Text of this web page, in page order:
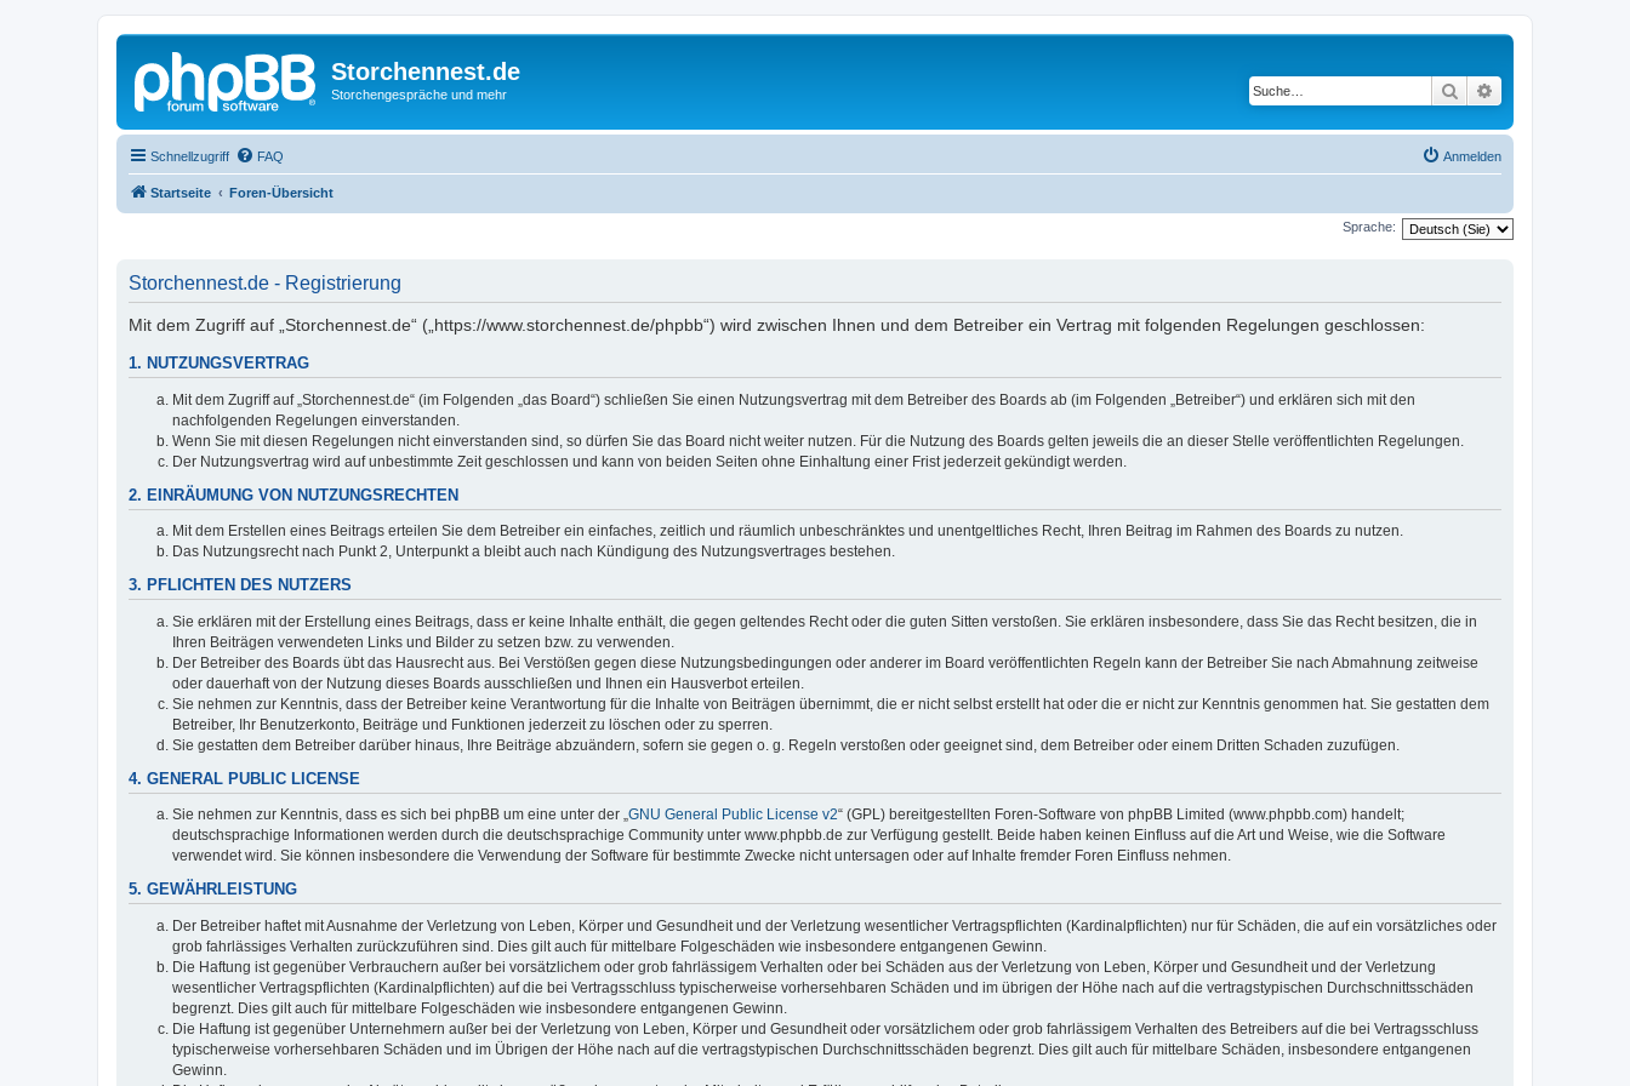
Storchennest.de
Storchengespräche und mehr Suche
Schnellzugriff FAQ Anmelden
Startseite Foren-Übersicht
Sprache:
Storchennest.de - Registrierung
Mit dem Zugriff auf „Storchennest.de“ („https://www.storchennest.de/phpbb“) wird zwischen Ihnen und dem Betreiber ein Vertrag mit folgenden Regelungen geschlossen:
1. NUTZUNGSVERTRAG
Mit dem Zugriff auf „Storchennest.de“ (im Folgenden „das Board“) schließen Sie einen Nutzungsvertrag mit dem Betreiber des Boards ab (im Folgenden „Betreiber“) und erklären sich mit den
nachfolgenden Regelungen einverstanden.
Wenn Sie mit diesen Regelungen nicht einverstanden sind, so dürfen Sie das Board nicht weiter nutzen. Für die Nutzung des Boards gelten jeweils die an dieser Stelle veröffentlichten Regelungen.
Der Nutzungsvertrag wird auf unbestimmte Zeit geschlossen und kann von beiden Seiten ohne Einhaltung einer Frist jederzeit gekündigt werden.
2. EINRÄUMUNG VON NUTZUNGSRECHTEN
Mit dem Erstellen eines Beitrags erteilen Sie dem Betreiber ein einfaches, zeitlich und räumlich unbeschränktes und unentgeltliches Recht, Ihren Beitrag im Rahmen des Boards zu nutzen.
Das Nutzungsrecht nach Punkt 2, Unterpunkt a bleibt auch nach Kündigung des Nutzungsvertrages bestehen.
3. PFLICHTEN DES NUTZERS
Sie erklären mit der Erstellung eines Beitrags, dass er keine Inhalte enthält, die gegen geltendes Recht oder die guten Sitten verstoßen. Sie erklären insbesondere, dass Sie das Recht besitzen, die in
Ihren Beiträgen verwendeten Links und Bilder zu setzen bzw. zu verwenden.
Der Betreiber des Boards übt das Hausrecht aus. Bei Verstößen gegen diese Nutzungsbedingungen oder anderer im Board veröffentlichten Regeln kann der Betreiber Sie nach Abmahnung zeitweise
oder dauerhaft von der Nutzung dieses Boards ausschließen und Ihnen ein Hausverbot erteilen.
Sie nehmen zur Kenntnis, dass der Betreiber keine Verantwortung für die Inhalte von Beiträgen übernimmt, die er nicht selbst erstellt hat oder die er nicht zur Kenntnis genommen hat. Sie gestatten dem
Betreiber, Ihr Benutzerkonto, Beiträge und Funktionen jederzeit zu löschen oder zu sperren.
Sie gestatten dem Betreiber darüber hinaus, Ihre Beiträge abzuändern, sofern sie gegen o. g. Regeln verstoßen oder geeignet sind, dem Betreiber oder einem Dritten Schaden zuzufügen.
4. GENERAL PUBLIC LICENSE
Sie nehmen zur Kenntnis, dass es sich bei phpBB um eine unter der „GNU General Public License v2“ (GPL) bereitgestellten Foren-Software von phpBB Limited (www.phpbb.com) handelt;
deutschsprachige Informationen werden durch die deutschsprachige Community unter www.phpbb.de zur Verfügung gestellt. Beide haben keinen Einfluss auf die Art und Weise, wie die Software
verwendet wird. Sie können insbesondere die Verwendung der Software für bestimmte Zwecke nicht untersagen oder auf Inhalte fremder Foren Einfluss nehmen.
5. GEWÄHRLEISTUNG
Der Betreiber haftet mit Ausnahme der Verletzung von Leben, Körper und Gesundheit und der Verletzung wesentlicher Vertragspflichten (Kardinalpflichten) nur für Schäden, die auf ein vorsätzliches oder
grob fahrlässiges Verhalten zurückzuführen sind. Dies gilt auch für mittelbare Folgeschäden wie insbesondere entgangenen Gewinn.
Die Haftung ist gegenüber Verbrauchern außer bei vorsätzlichem oder grob fahrlässigem Verhalten oder bei Schäden aus der Verletzung von Leben, Körper und Gesundheit und der Verletzung
wesentlicher Vertragspflichten (Kardinalpflichten) auf die bei Vertragsschluss typischerweise vorhersehbaren Schäden und im übrigen der Höhe nach auf die vertragstypischen Durchschnittsschäden
begrenzt. Dies gilt auch für mittelbare Folgeschäden wie insbesondere entgangenen Gewinn.
Die Haftung ist gegenüber Unternehmern außer bei der Verletzung von Leben, Körper und Gesundheit oder vorsätzlichem oder grob fahrlässigem Verhalten des Betreibers auf die bei Vertragsschluss
typischerweise vorhersehbaren Schäden und im Übrigen der Höhe nach auf die vertragstypischen Durchschnittsschäden begrenzt. Dies gilt auch für mittelbare Schäden, insbesondere entgangenen
Gewinn.